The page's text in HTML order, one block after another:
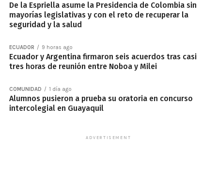
De la Espriella asume la Presidencia de Colombia sin
mayorías legislativas y con el reto de recuperar la
seguridad y la salud
ECUADOR 9 horas ago
Ecuador y Argentina firmaron seis acuerdos tras casi
tres horas de reunión entre Noboa y Milei
COMUNIDAD 1 día ago
Alumnos pusieron a prueba su oratoria en concurso
intercolegial en Guayaquil
ADVERTISEMENT